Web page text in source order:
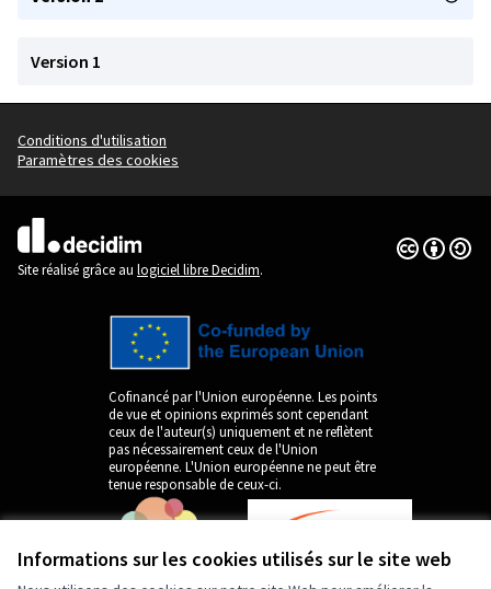
Informations sur les cookies utilisés sur le site web
Version 1
Conditions d'utilisation
Paramètres des cookies
(Lien externe)
Site réalisé grâce au logiciel libre Decidim.
Licence
(Lien
Cofinancé par l'Union européenne. Les points
de vue et opinions exprimés sont cependant
ceux de l'auteur(s) uniquement et ne reflètent
pas nécessairement ceux de l'Union
européenne. L'Union européenne ne peut être
tenue responsable de ceux-ci.